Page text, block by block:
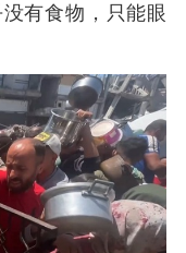
有食物，只能眼